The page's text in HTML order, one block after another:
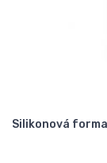
Silikonová